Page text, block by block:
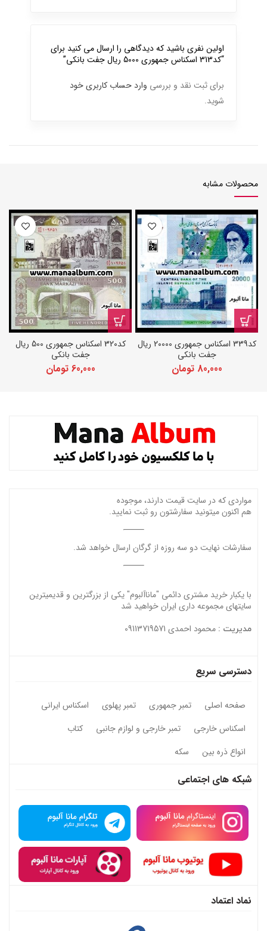
اولین نفری باشید که دیدگاهی را ارسال می کنید برای
“کد313 اسکناس جمهوری 5000 ریال جفت بانکی”
برای ثبت نقد و بررسی وارد حساب کاربری خود
شوید.
محصولات مشابه
کد339 اسکناس جمهوری 20000 ریال
جفت بانکی
80,000 تومان
کد320 اسکناس جمهوری 500 ریال
جفت بانکی
60,000 تومان
مواردی که در سایت قیمت دارند، موجوده
هم اکنون میتونید سفارشتون رو ثبت نمایید.
سفارشات نهایت دو سه روزه از گرگان ارسال خواهد شد.
با یکبار خرید مشتری دائمی "ماناآلبوم" یکی از بزرگترین و قدیمیترین
سایتهای مجموعه داری ایران خواهید شد
مدیریت : محمود احمدی 09113719571
دسترسی سریع
صفحه اصلی تمبر جمهوری تمبر پهلوی
اسکناس ایرانی
اسکناس خارجی
تمبر خارجی و لوازم جانبی
کتاب
انواع ذره بین
سکه
شبکه های اجتماعی
نماد اعتماد